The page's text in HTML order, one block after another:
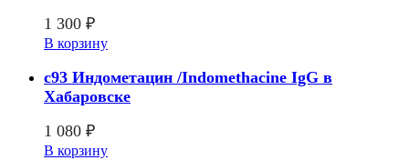
1 300 ₽
В корзину
c93 Индометацин /Indomethacine IgG в
Хабаровске
1 080 ₽
В корзину